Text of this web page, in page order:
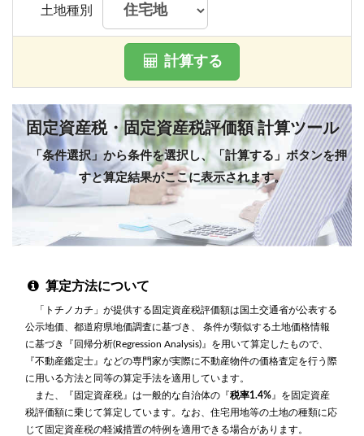
土地種別
計算する
固定資産税・固定資産税評価額 計算ツール
「条件選択」から条件を選択し、「計算する」ボタンを押
すと算定結果がここに表示されます。
算定方法について
「トチノカチ」が提供する固定資産税評価額は国土交通省が公表する
公示地価、都道府県地価調査に基づき、 条件が類似する土地価格情報
に基づき『回帰分析(Regression Analysis)』を用いて算定したもので、
『不動産鑑定士』などの専門家が実際に不動産物件の価格査定を行う際
に用いる方法と同等の算定手法を適用しています。
また、『固定資産税』は一般的な自治体の『税率1.4% 』を固定資産
税評価額に乗じて算定しています。なお、住宅用地等の土地の種類に応
じて固定資産税の軽減措置の特例を適用できる場合があります。